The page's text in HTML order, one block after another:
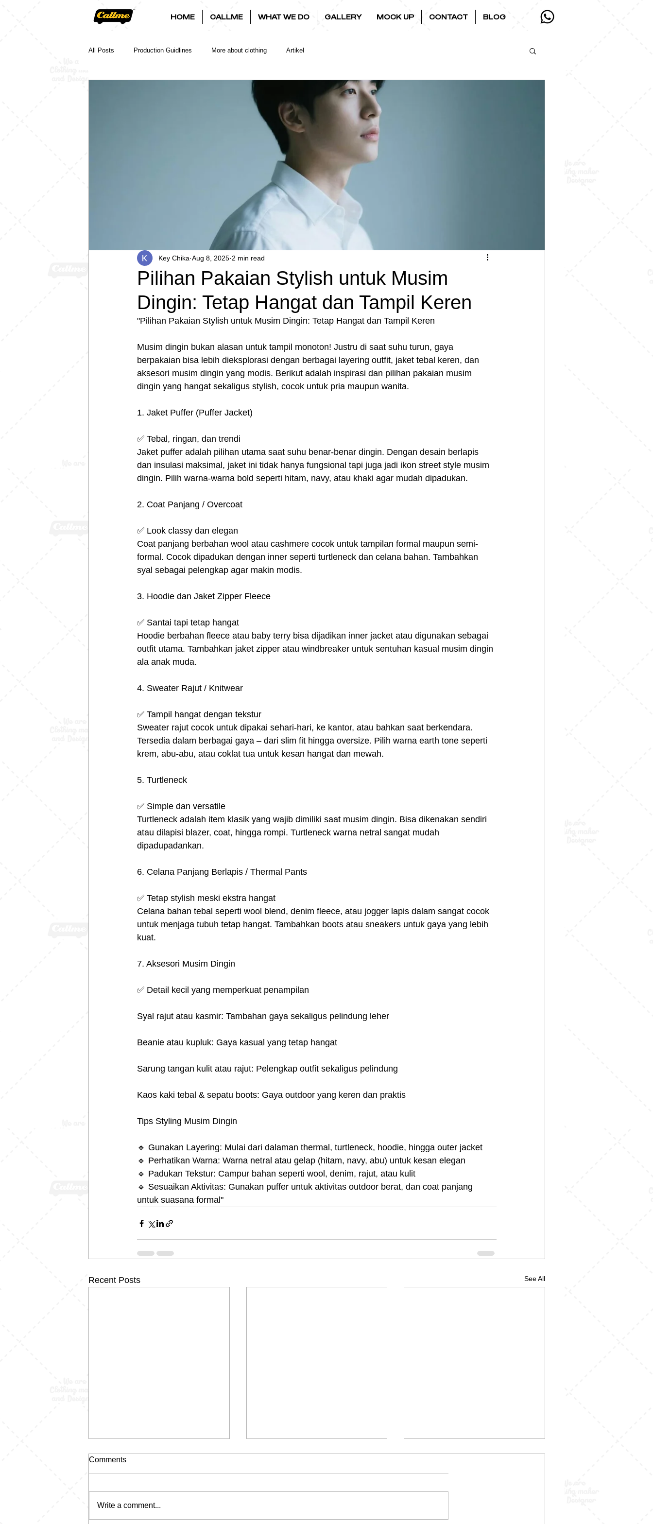
HOME CALLME WHAT WE DO GALLERY MOCK UP CONTACT BLOG
All Posts Production Guidlines More about clothing Artikel
Pilihan Pakaian Stylish untuk Musim
Dingin: Tetap Hangat dan Tampil Keren
Key Chika Aug 8, 2025 2 min read
"Pilihan Pakaian Stylish untuk Musim Dingin: Tetap Hangat dan Tampil Keren
Musim dingin bukan alasan untuk tampil monoton! Justru di saat suhu turun, gaya
berpakaian bisa lebih dieksplorasi dengan berbagai layering outfit, jaket tebal keren, dan
aksesori musim dingin yang modis. Berikut adalah inspirasi dan pilihan pakaian musim
dingin yang hangat sekaligus stylish, cocok untuk pria maupun wanita.
1. Jaket Puffer (Puffer Jacket)
✅ Tebal, ringan, dan trendi
Jaket puffer adalah pilihan utama saat suhu benar-benar dingin. Dengan desain berlapis
dan insulasi maksimal, jaket ini tidak hanya fungsional tapi juga jadi ikon street style musim
dingin. Pilih warna-warna bold seperti hitam, navy, atau khaki agar mudah dipadukan.
2. Coat Panjang / Overcoat
✅ Look classy dan elegan
Coat panjang berbahan wool atau cashmere cocok untuk tampilan formal maupun semi-
formal. Cocok dipadukan dengan inner seperti turtleneck dan celana bahan. Tambahkan
syal sebagai pelengkap agar makin modis.
3. Hoodie dan Jaket Zipper Fleece
✅ Santai tapi tetap hangat
Hoodie berbahan fleece atau baby terry bisa dijadikan inner jacket atau digunakan sebagai
outfit utama. Tambahkan jaket zipper atau windbreaker untuk sentuhan kasual musim dingin
ala anak muda.
4. Sweater Rajut / Knitwear
✅ Tampil hangat dengan tekstur
Sweater rajut cocok untuk dipakai sehari-hari, ke kantor, atau bahkan saat berkendara.
Tersedia dalam berbagai gaya – dari slim fit hingga oversize. Pilih warna earth tone seperti
krem, abu-abu, atau coklat tua untuk kesan hangat dan mewah.
5. Turtleneck
✅ Simple dan versatile
Turtleneck adalah item klasik yang wajib dimiliki saat musim dingin. Bisa dikenakan sendiri
atau dilapisi blazer, coat, hingga rompi. Turtleneck warna netral sangat mudah
dipadupadankan.
6. Celana Panjang Berlapis / Thermal Pants
✅ Tetap stylish meski ekstra hangat
Celana bahan tebal seperti wool blend, denim fleece, atau jogger lapis dalam sangat cocok
untuk menjaga tubuh tetap hangat. Tambahkan boots atau sneakers untuk gaya yang lebih
kuat.
7. Aksesori Musim Dingin
✅ Detail kecil yang memperkuat penampilan
Syal rajut atau kasmir: Tambahan gaya sekaligus pelindung leher
Beanie atau kupluk: Gaya kasual yang tetap hangat
Sarung tangan kulit atau rajut: Pelengkap outfit sekaligus pelindung
Kaos kaki tebal & sepatu boots: Gaya outdoor yang keren dan praktis
Tips Styling Musim Dingin
🔹 Gunakan Layering: Mulai dari dalaman thermal, turtleneck, hoodie, hingga outer jacket
🔹 Perhatikan Warna: Warna netral atau gelap (hitam, navy, abu) untuk kesan elegan
🔹 Padukan Tekstur: Campur bahan seperti wool, denim, rajut, atau kulit
🔹 Sesuaikan Aktivitas: Gunakan puffer untuk aktivitas outdoor berat, dan coat panjang
untuk suasana formal"
Recent Posts See All
Comments
Write a comment...